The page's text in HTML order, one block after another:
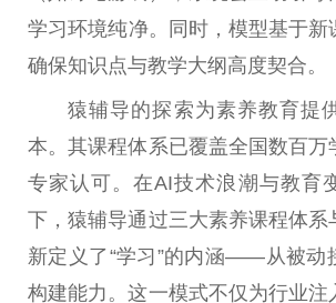
学习环境纯净。同时，模型基于新
确保知识点与教学大纲高度契合。
猿辅导的探索为素养教育提
本。其课程体系已覆盖全国数百万
专家认可。在AI技术浪潮与教育
下，猿辅导通过三大素养课程体系
新定义了“学习 ”的内涵——从被动
构建能力。这一模式不仅为行业注